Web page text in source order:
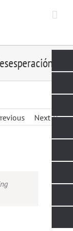
Next